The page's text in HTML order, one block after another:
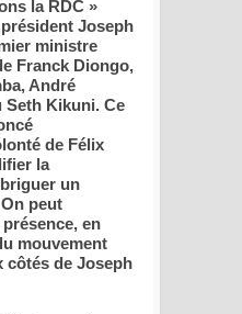
la RDC »
Joseph
ministre
Franck Diongo,
André
Seth Kikuni. Ce
de Félix
la
un
peut
en
mouvement
côtés de Joseph